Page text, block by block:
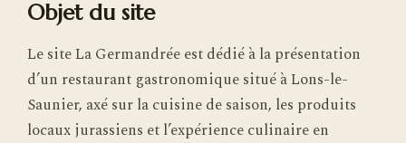
Objet du site
Le site La Germandrée est dédié à la présentation
d’un restaurant gastronomique situé à Lons-le-
Saunier, axé sur la cuisine de saison, les produits
locaux jurassiens et l’expérience culinaire en